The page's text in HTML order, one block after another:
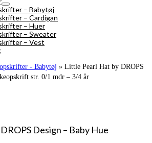
– Babytøj
– Cardigan
– Huer
– Sweater
– Vest
- Babytøj » Little Pearl Hat by DROPS
str. 0/1 mdr – 3/4 år
Design – Baby Hue